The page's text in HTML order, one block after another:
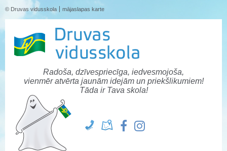
© Druvas vidusskola mājaslapas karte
Radoša, dzīvespriecīga, iedvesmojoša,
vienmēr atvērta jaunām idejām un priekšlikumiem!
Tāda ir Tava skola!